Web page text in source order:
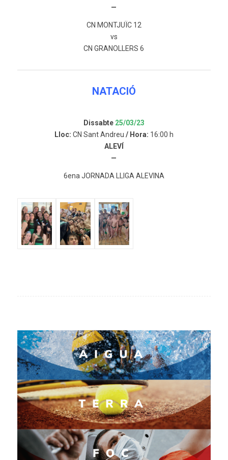
—
CN MONTJUÏC 12
vs
CN GRANOLLERS 6
NATACIÓ
Dissabte 25/03/23
Lloc: CN Sant Andreu / Hora: 16:00 h
ALEVÍ
—
6ena JORNADA LLIGA ALEVINA